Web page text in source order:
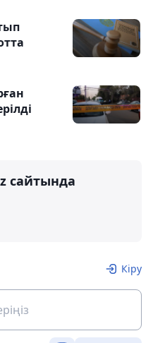
сайтында
Кіру